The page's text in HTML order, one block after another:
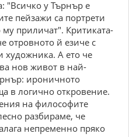
"Всичко у Търнър е
пейзажи са портрети
приличат". Критиката-
отровното й езиче с
художника. А ето че
нов живот в най-
ироничното
в логично откровение.
на философите
разбираме, че
непременно пряко